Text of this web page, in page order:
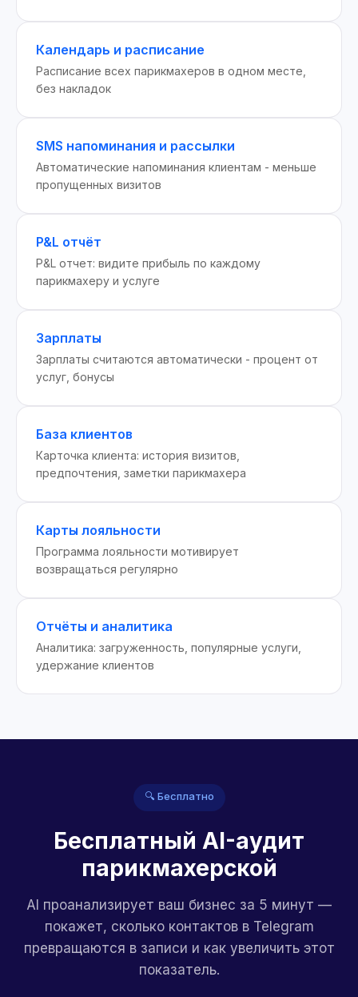
Календарь и расписание
Расписание всех парикмахеров в одном месте,
без накладок
SMS напоминания и рассылки
Автоматические напоминания клиентам - меньше
пропущенных визитов
P&L отчёт
P&L отчет: видите прибыль по каждому
парикмахеру и услуге
Зарплаты
Зарплаты считаются автоматически - процент от
услуг, бонусы
База клиентов
Карточка клиента: история визитов,
предпочтения, заметки парикмахера
Карты лояльности
Программа лояльности мотивирует
возвращаться регулярно
Отчёты и аналитика
Аналитика: загруженность, популярные услуги,
удержание клиентов
🔍 Бесплатно
Бесплатный AI-аудит
парикмахерской
AI проанализирует ваш бизнес за 5 минут —
покажет, сколько контактов в Telegram
превращаются в записи и как увеличить этот
показатель.